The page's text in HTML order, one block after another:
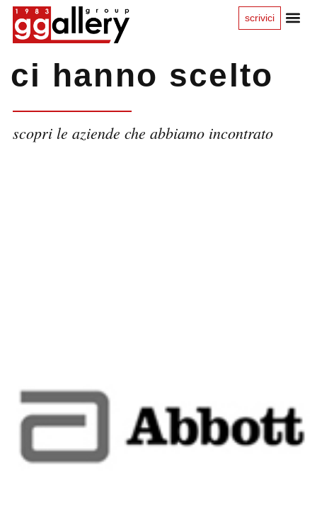
scrivici
ci hanno scelto
scopri le aziende che abbiamo incontrato